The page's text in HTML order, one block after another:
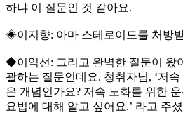
하냐 이 질문인 것 같아요.
◈이지향: 아마 스테로이드를 처방
◆이익선: 그리고 완벽한 질문이 왔
괄하는 질문인데요. 청취자님, ‘저
은 개념인가요? 저속 노화를 위한
요법에 대해 알고 싶어요.’ 라고 주